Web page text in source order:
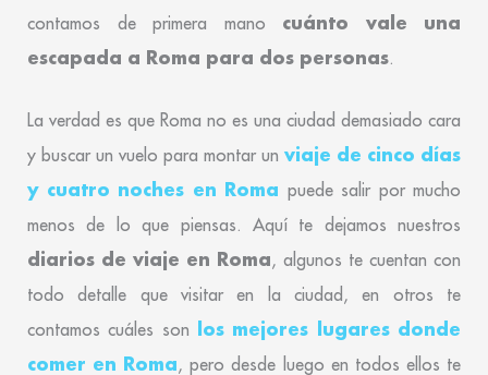
contamos de primera mano cuánto vale una
escapada a Roma para dos personas.
La verdad es que Roma no es una ciudad demasiado cara
y buscar un vuelo para montar un viaje de cinco días
y cuatro noches en Roma puede salir por mucho
menos de lo que piensas. Aquí te dejamos nuestros
diarios de viaje en Roma, algunos te cuentan con
todo detalle que visitar en la ciudad, en otros te
contamos cuáles son
los mejores lugares donde
comer en Roma, pero desde luego en todos ellos te